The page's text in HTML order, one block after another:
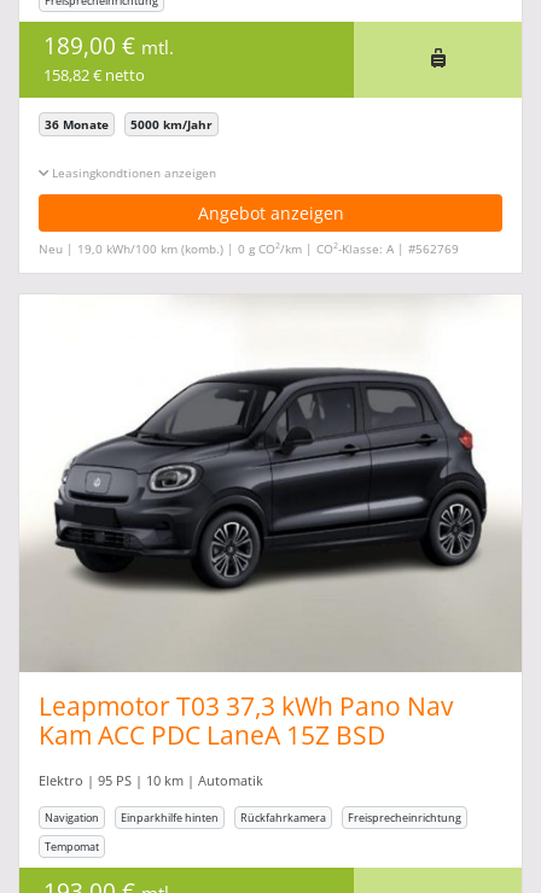
189,00 € mtl.
158,82 € netto
36 Monate 5000 km/Jahr
Leasingkonditionen ein-/ausblenden
Angebot anzeigen
Neu | 19,0 kWh/100 km (komb.) | 0 g CO2/km | CO2-Klasse: A | #562769
Leapmotor T03 37,3 kWh Pano Nav
Kam ACC PDC LaneA 15Z BSD
Elektro | 95 PS | 10 km | Automatik
Navigation Einparkhilfe hinten Rückfahrkamera
Freisprecheinrichtung
Tempomat